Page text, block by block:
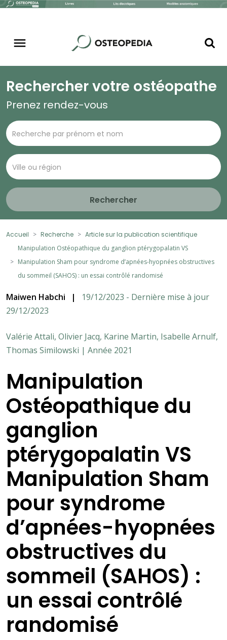
Rechercher votre ostéopathe
Prenez rendez-vous
Rechercher
Accueil Recherche
Article sur la publication scientifique
Manipulation Ostéopathique du ganglion ptérygopalatin VS
Manipulation Sham pour syndrome d’apnées-hyopnées obstructives
du sommeil (SAHOS) : un essai contrôlé randomisé
Maiwen Habchi |
19/12/2023 - Dernière mise à jour
29/12/2023
Valérie Attali, Olivier Jacq, Karine Martin, Isabelle Arnulf,
Thomas Similowski | Année 2021
Manipulation
Ostéopathique du
ganglion
ptérygopalatin VS
Manipulation Sham
pour syndrome
d’apnées-hyopnées
obstructives du
sommeil (SAHOS) :
un essai contrôlé
randomisé